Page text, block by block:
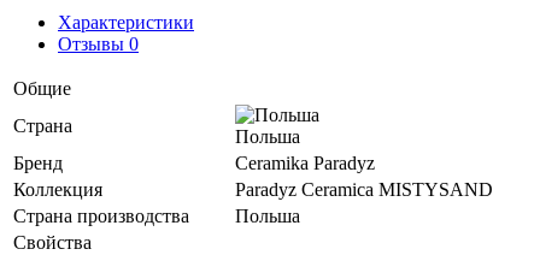
Характеристики
Отзывы 0
Общие
Страна
Польша
Бренд
Ceramika Paradyz
Коллекция
Paradyz Ceramica MISTYSAND
Страна производства
Польша
Свойства